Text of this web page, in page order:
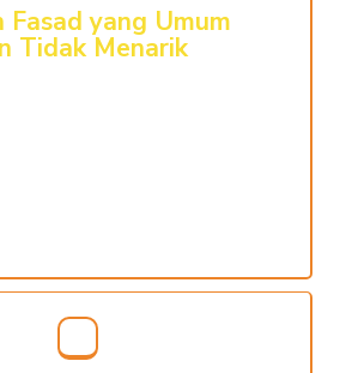
Fasad yang Umum
Tidak Menarik